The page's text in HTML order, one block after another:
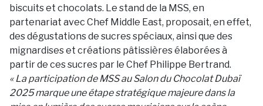
biscuits et chocolats. Le stand de la MSS, en
partenariat avec Chef Middle East, proposait, en effet,
des dégustations de sucres spéciaux, ainsi que des
mignardises et créations pâtissières élaborées à
partir de ces sucres par le Chef Philippe Bertrand.
« La participation de MSS au Salon du Chocolat Dubaï
2025 marque une étape stratégique majeure dans la